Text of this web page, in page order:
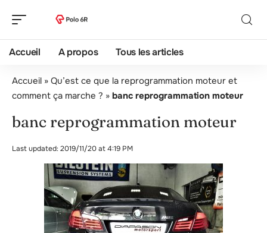
Accueil A propos Tous les articles
Accueil » Qu’est ce que la reprogrammation moteur et
comment ça marche ? » banc reprogrammation moteur
banc reprogrammation moteur
Last updated: 2019/11/20 at 4:19 PM